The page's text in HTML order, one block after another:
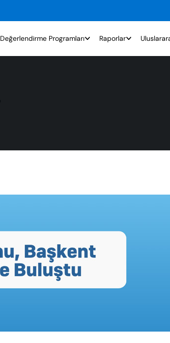
Değerlendirme Programları Raporlar